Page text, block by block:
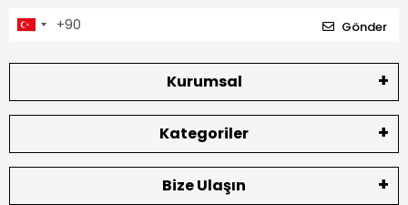
Gönder
Kurumsal
Kategoriler
Bize Ulaşın